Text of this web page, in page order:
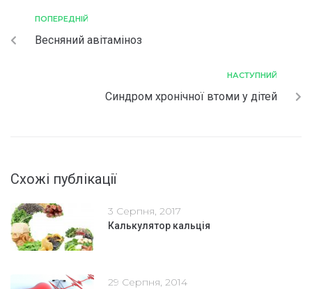
ПОПЕРЕДНІЙ
Весняний авітаміноз
НАСТУПНИЙ
Синдром хронічної втоми у дітей
Схожі публікації
3 Серпня, 2017
Калькулятор кальція
29 Серпня, 2014